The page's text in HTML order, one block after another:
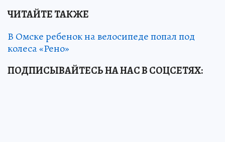
ЧИТАЙТЕ ТАКЖЕ
В Омске ребенок на велосипеде попал под
колеса «Рено»
ПОДПИСЫВАЙТЕСЬ НА НАС В СОЦСЕТЯХ: